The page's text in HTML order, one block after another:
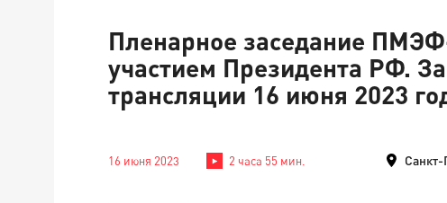
Пленарное заседание
участием Президента РФ.
трансляции 16 июня 2023
16 июня 2023 2 часа 55 мин.